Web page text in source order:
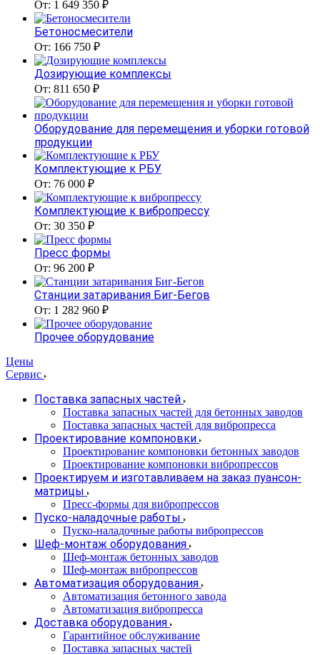
От: 1 649 350 ₽
Бетоносмесители
От: 166 750 ₽
Дозирующие комплексы
От: 811 650 ₽
Оборудование для перемещения и уборки готовой
продукции
Комплектующие к РБУ
От: 76 000 ₽
Комплектующие к вибропрессу
От: 30 350 ₽
Пресс формы
От: 96 200 ₽
Станции затаривания Биг-Бегов
От: 1 282 960 ₽
Прочее оборудование
Цены
Сервис
Поставка запасных частей
Поставка запасных частей для бетонных заводов
Поставка запасных частей для вибропресса
Проектирование компоновки
Проектирование компоновки бетонных заводов
Проектирование компоновки вибропрессов
Проектируем и изготавливаем на заказ пуансон-
матрицы
Пресс-формы для вибропрессов
Пуско-наладочные работы
Пуско-наладочные работы вибропрессов
Шеф-монтаж оборудования
Шеф-монтаж бетонных заводов
Шеф-монтаж вибропрессов
Автоматизация оборудования
Автоматизация бетонного завода
Автоматизация вибропресса
Доставка оборудования
Гарантийное обслуживание
Поставка запасных частей